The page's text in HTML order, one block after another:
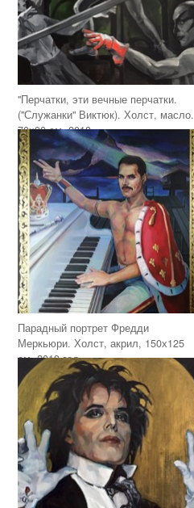
"Перчатки, эти вечные перчатки.
("Служанки" Виктюк). Холст, масло.
70х90 см, 2018
Парадный портрет Фредди
Меркьюри. Холст, акрил, 150х125
см, 2019 год